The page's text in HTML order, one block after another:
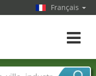
Français
Toggle